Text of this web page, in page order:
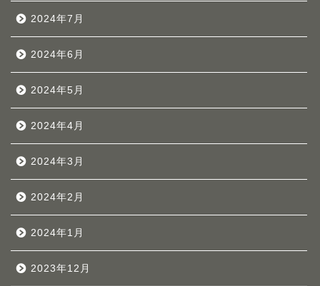
2024年7月
2024年6月
2024年5月
2024年4月
2024年3月
2024年2月
2024年1月
2023年12月